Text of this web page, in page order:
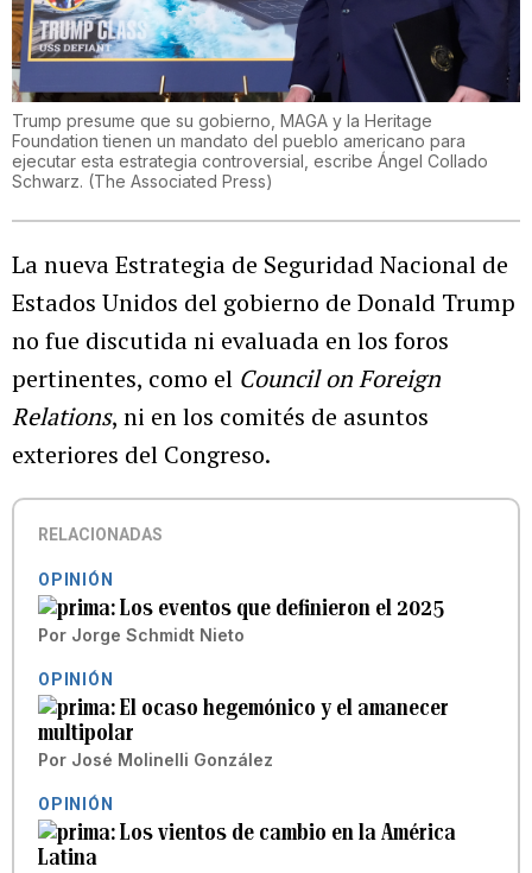
Trump presume que su gobierno, MAGA y la Heritage
Foundation tienen un mandato del pueblo americano para
ejecutar esta estrategia controversial, escribe Ángel Collado
Schwarz. (The Associated Press)
La nueva Estrategia de Seguridad Nacional de
Estados Unidos del gobierno de Donald Trump
no fue discutida ni evaluada en los foros
pertinentes, como el Council on Foreign
Relations, ni en los comités de asuntos
exteriores del Congreso.
RELACIONADAS
OPINIÓN
Los eventos que definieron el 2025
Por Jorge Schmidt Nieto
OPINIÓN
El ocaso hegemónico y el amanecer
multipolar
Por José Molinelli González
OPINIÓN
Los vientos de cambio en la América
Latina